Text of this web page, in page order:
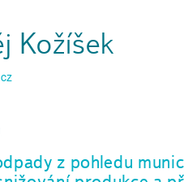
Kožíšek
z pohledu